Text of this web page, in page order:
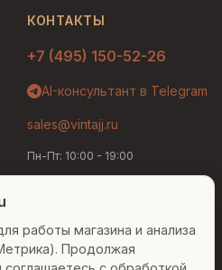
КОНТАКТЫ
+7 (495) 150-52-26
AI-консультант в Telegram
sales@vintajj.ru
Пн-Пт: 10:00 - 19:00
cookies
работы магазина и анализа
Продолжая
могу помочь?